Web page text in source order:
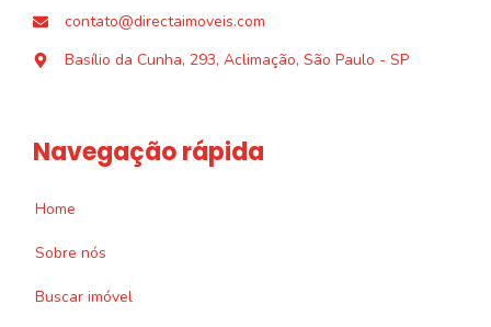
contato@directaimoveis.com
Basílio da Cunha, 293, Aclimação, São Paulo - SP
Navegação rápida
Home
Sobre nós
Buscar imóvel